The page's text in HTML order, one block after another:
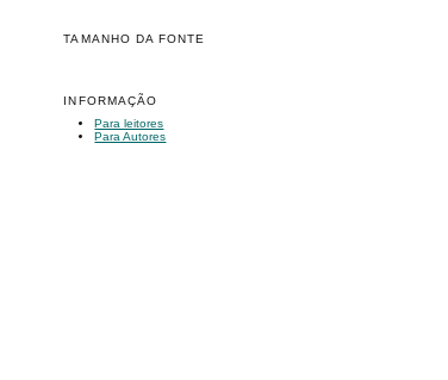
TAMANHO DA FONTE
INFORMAÇÃO
Para leitores
Para Autores